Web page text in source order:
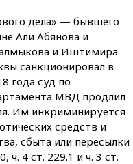
дела» — бывшего
Али Абянова и
и Иштимира
санкционировал в
года суд по
МВД продлил
Им инкриминируется
средств и
сбыта или пересылки
ч. 4 ст. 229.1 и ч. 3 ст.